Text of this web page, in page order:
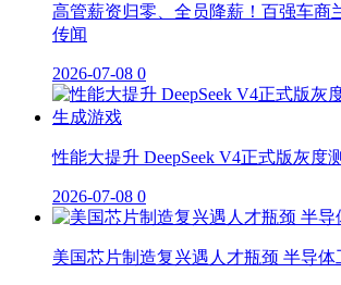
高管薪资归零、全员降薪！百强车商
传闻
2026-07-08 0
性能大提升 DeepSeek V4正式版灰度
2026-07-08 0
美国芯片制造复兴遇人才瓶颈 半导体